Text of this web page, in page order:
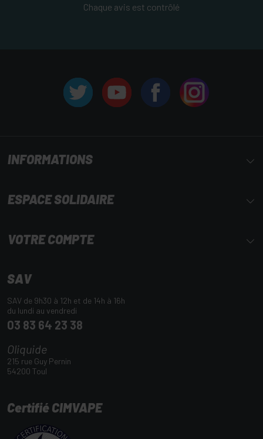
Chaque avis est contrôlé
INFORMATIONS
ESPACE SOLIDAIRE
VOTRE COMPTE
SAV
SAV de 9h30 à 12h et de 14h à 16h
du lundi au vendredi
03 83 64 23 38
Oliquide
215 rue Guy Pernin
54200 Toul
Certifié CIMVAPE